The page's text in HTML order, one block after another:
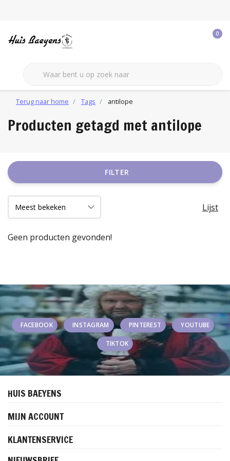
0
Terug naar home Tags antilope
Producten getagd met antilope
FILTER
Lijst
Geen producten gevonden!
FACEBOOK INSTAGRAM PINTEREST YOUTUBE
TIKTOK
HUIS BAEYENS
MIJN ACCOUNT
KLANTENSERVICE